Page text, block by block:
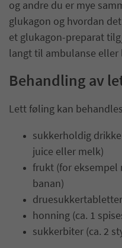
og andre du er mye
glukagon og hvordan
et glukagon-preparat
langt til ambulanse eller
Behandling av
Lett føling kan
sukkerholdig
juice eller melk)
frukt (for eksempel
banan)
honning (ca. 1
sukkerbiter (ca. 2